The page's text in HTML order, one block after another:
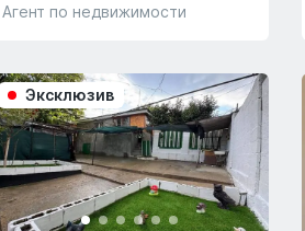
Агент по недвижимости
Эксклюзив